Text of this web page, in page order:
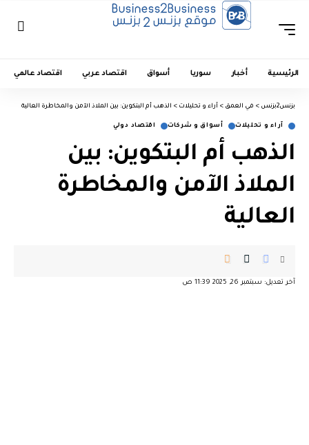
الرئيسية أخبار سوريا أسواق اقتصاد عربي اقتصاد عالمي
بزنس2بزنس > في العمق > آراء و تحليلات > الذهب أم البتكوين: بين الملاذ الآمن والمخاطرة العالية
آراء و تحليلات أسواق و شركات اقتصاد دولي
الذهب أم البتكوين: بين
الملاذ الآمن والمخاطرة
العالية
آخر تعديل: سبتمبر 26, 2025 11:39 ص